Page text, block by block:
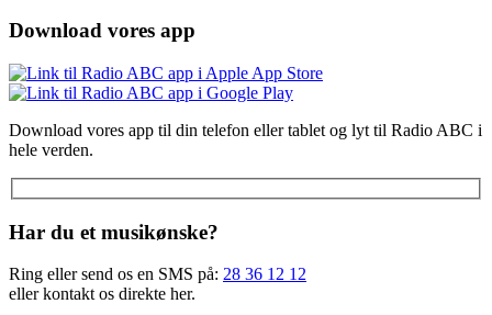
Download vores app
Download vores app til din telefon eller tablet og lyt til Radio ABC i
hele verden.
Har du et musikønske?
Ring eller send os en SMS på: 28 36 12 12
eller kontakt os direkte her.